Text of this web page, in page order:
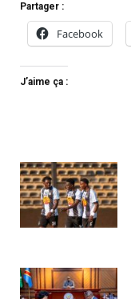
Partager :
Facebook
J’aime ça :